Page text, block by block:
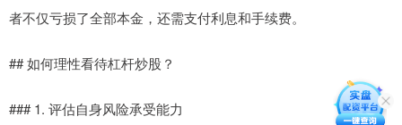
者不仅亏损了全部本金，还需支付利息和手续费。
## 如何理性看待杠杆炒股？
### 1. 评估自身风险承受能力